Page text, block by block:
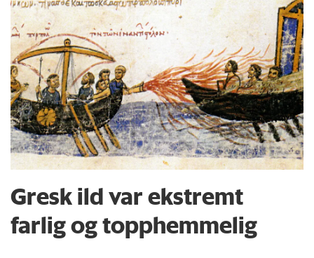
Gresk ild var ekstremt
farlig og topphemmelig